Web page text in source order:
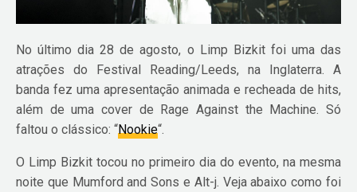
No último dia 28 de agosto, o Limp Bizkit foi uma das
atrações do Festival Reading/Leeds, na Inglaterra. A
banda fez uma apresentação animada e recheada de hits,
além de uma cover de Rage Against the Machine. Só
faltou o clássico: “Nookie“.
O Limp Bizkit tocou no primeiro dia do evento, na mesma
noite que Mumford and Sons e Alt-j. Veja abaixo como foi